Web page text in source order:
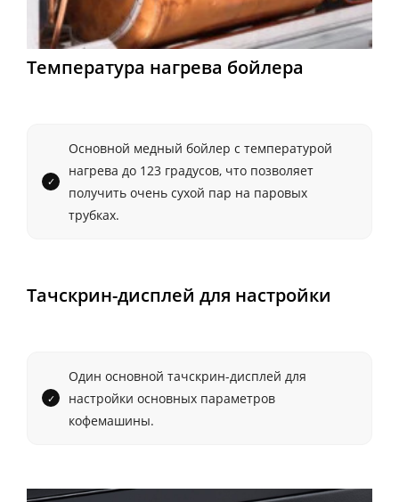
Температура нагрева бойлера
Основной медный бойлер с температурой
нагрева до 123 градусов, что позволяет
получить очень сухой пар на паровых
трубках.
Тачскрин-дисплей для настройки
Один основной тачскрин-дисплей для
настройки основных параметров
кофемашины.